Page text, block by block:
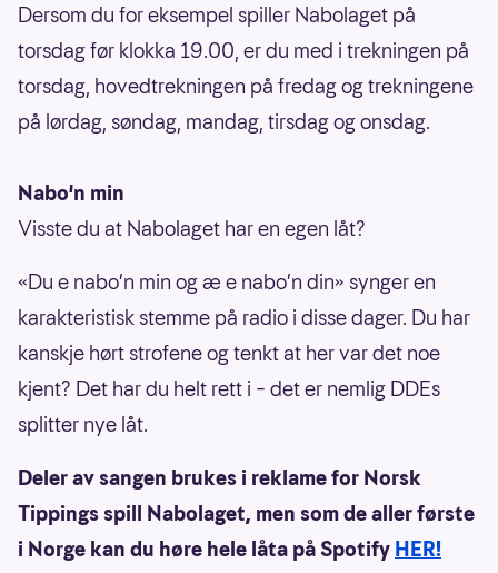
Dersom du for eksempel spiller Nabolaget på
torsdag før klokka 19.00, er du med i trekningen på
torsdag, hovedtrekningen på fredag og trekningene
på lørdag, søndag, mandag, tirsdag og onsdag.
Nabo'n min
Visste du at Nabolaget har en egen låt?
«Du e nabo’n min og æ e nabo’n din» synger en
karakteristisk stemme på radio i disse dager. Du har
kanskje hørt strofene og tenkt at her var det noe
kjent? Det har du helt rett i – det er nemlig DDEs
splitter nye låt.
Deler av sangen brukes i reklame for Norsk
Tippings spill Nabolaget, men som de aller første
i Norge kan du høre hele låta på Spotify HER!